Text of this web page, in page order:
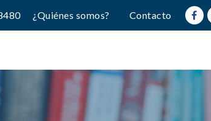
¿Quiénes somos? Contacto